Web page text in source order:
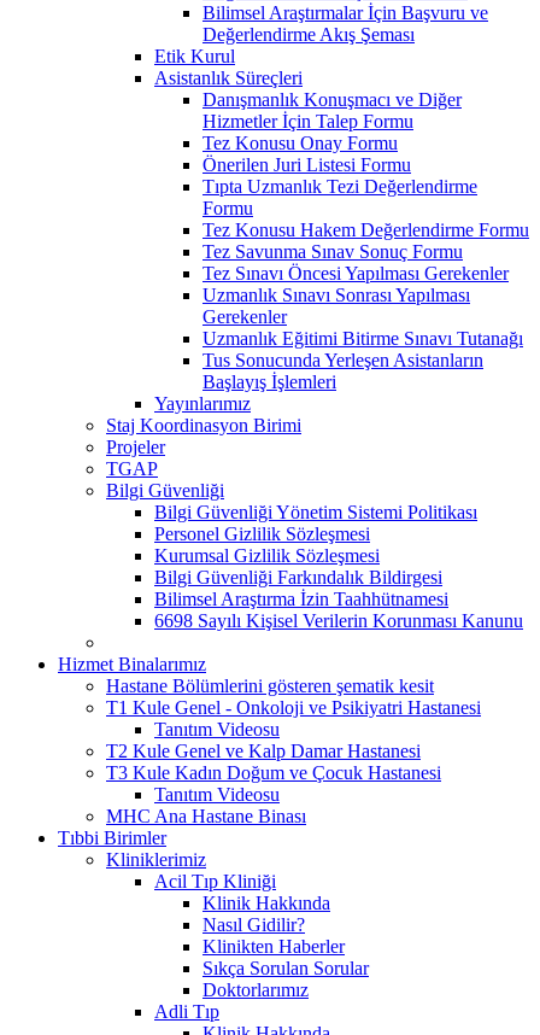
Bilimsel Araştırmalar İçin Başvuru ve
Değerlendirme Akış Şeması
Etik Kurul
Asistanlık Süreçleri
Danışmanlık Konuşmacı ve Diğer
Hizmetler İçin Talep Formu
Tez Konusu Onay Formu
Önerilen Juri Listesi Formu
Tıpta Uzmanlık Tezi Değerlendirme
Formu
Tez Konusu Hakem Değerlendirme Formu
Tez Savunma Sınav Sonuç Formu
Tez Sınavı Öncesi Yapılması Gerekenler
Uzmanlık Sınavı Sonrası Yapılması
Gerekenler
Uzmanlık Eğitimi Bitirme Sınavı Tutanağı
Tus Sonucunda Yerleşen Asistanların
Başlayış İşlemleri
Yayınlarımız
Staj Koordinasyon Birimi
Projeler
TGAP
Bilgi Güvenliği
Bilgi Güvenliği Yönetim Sistemi Politikası
Personel Gizlilik Sözleşmesi
Kurumsal Gizlilik Sözleşmesi
Bilgi Güvenliği Farkındalık Bildirgesi
Bilimsel Araştırma İzin Taahhütnamesi
6698 Sayılı Kişisel Verilerin Korunması Kanunu
Hizmet Binalarımız
Hastane Bölümlerini gösteren şematik kesit
T1 Kule Genel - Onkoloji ve Psikiyatri Hastanesi
Tanıtım Videosu
T2 Kule Genel ve Kalp Damar Hastanesi
T3 Kule Kadın Doğum ve Çocuk Hastanesi
Tanıtım Videosu
MHC Ana Hastane Binası
Tıbbi Birimler
Kliniklerimiz
Acil Tıp Kliniği
Klinik Hakkında
Nasıl Gidilir?
Klinikten Haberler
Sıkça Sorulan Sorular
Doktorlarımız
Adli Tıp